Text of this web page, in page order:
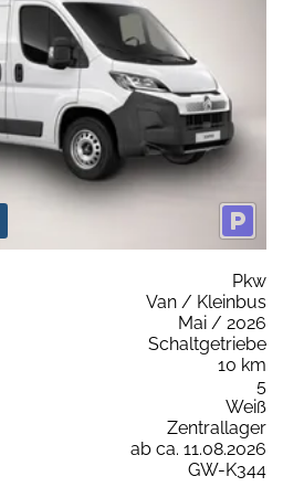
Pkw
Van / Kleinbus
Mai / 2026
Schaltgetriebe
10 km
5
Weiß
Zentrallager
ab ca. 11.08.2026
GW-K344